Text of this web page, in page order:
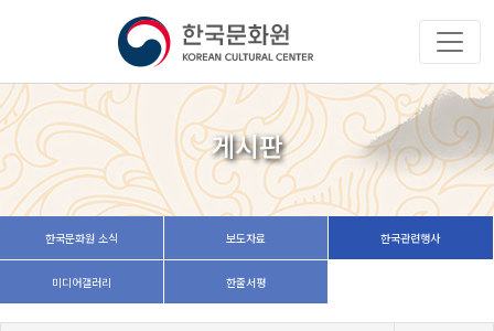
게시판
한국문화원 소식 보도자료 한국관련행사
미디어갤러리 한줄서평